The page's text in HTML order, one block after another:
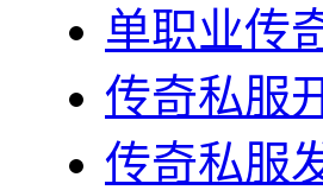
单职业传
传奇私服
传奇私服